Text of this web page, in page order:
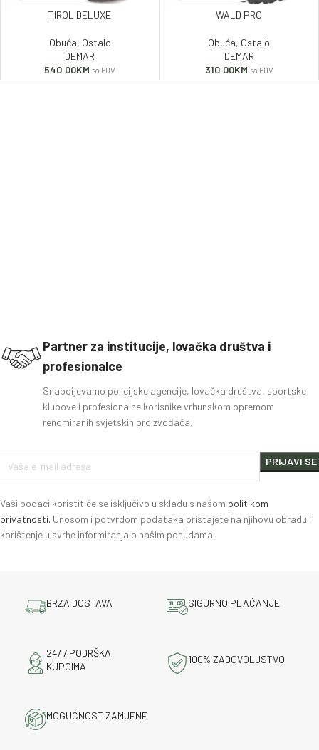
TIROL DELUXE
Obuća, Ostalo
DEMAR
540.00KM sa PDV
WALD PRO
Obuća, Ostalo
DEMAR
310.00KM sa PDV
Partner za institucije, lovačka društva i
profesionalce
Snabdijevamo policijske agencije, lovačka društva, sportske
klubove i profesionalne korisnike vrhunskom opremom
renomiranih svjetskih proizvođača.
Vaši podaci koristit će se isključivo u skladu s našom politikom
privatnosti. Unosom i potvrdom podataka pristajete na njihovu obradu i
korištenje u svrhe informiranja o našim ponudama.
BRZA DOSTAVA SIGURNO PLAĆANJE
24/7 PODRŠKA
KUPCIMA
100% ZADOVOLJSTVO
MOGUĆNOST ZAMJENE